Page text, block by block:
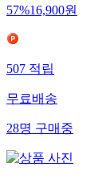
57%16,900원
507 적립
무료배송
28명 구매중